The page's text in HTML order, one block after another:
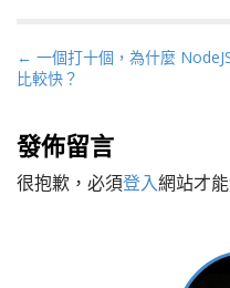
P
o
t
n
a
← 一個打十個，為什麼
比較快？
發佈留言
很抱歉，必須登入網站才